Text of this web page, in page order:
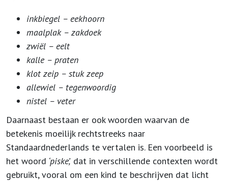
inkbiegel – eekhoorn
maalplak – zakdoek
zwiël – eelt
kalle – praten
klot zeip – stuk zeep
allewiel – tegenwoordig
nistel – veter
Daarnaast bestaan er ook woorden waarvan de
betekenis moeilijk rechtstreeks naar
Standaardnederlands te vertalen is. Een voorbeeld is
het woord ‘piske’, dat in verschillende contexten wordt
gebruikt, vooral om een kind te beschrijven dat licht